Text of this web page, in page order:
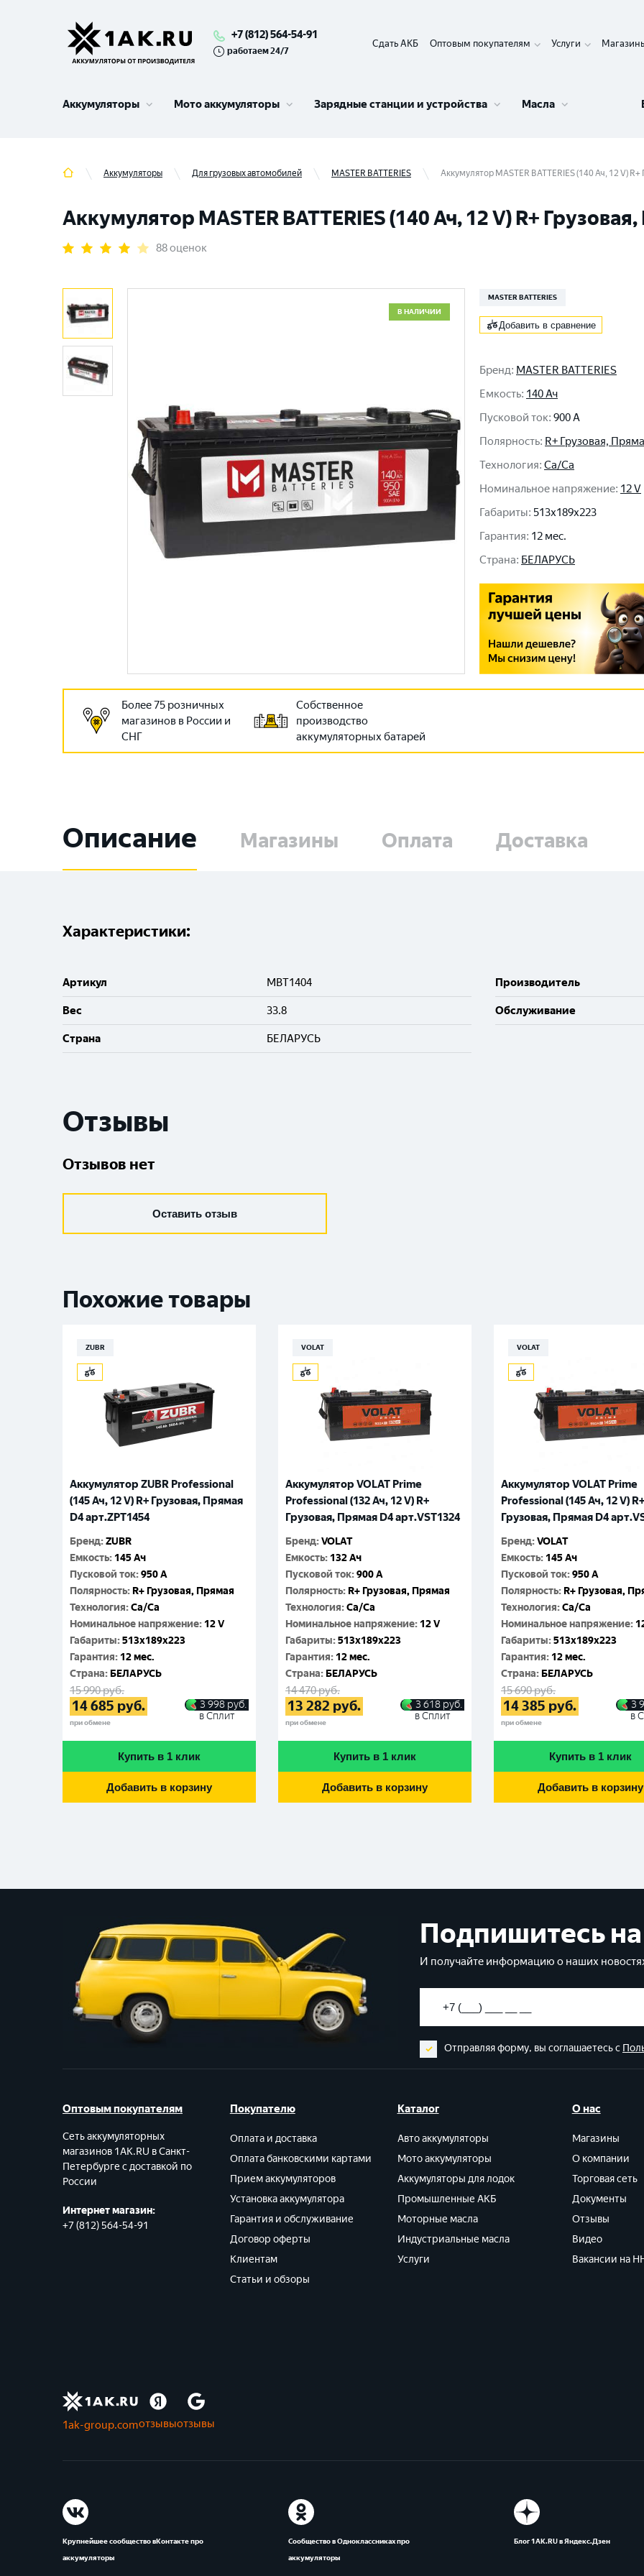
+7 (812) 564-54-91
работаем 24/7
Сдать АКБ Оптовым покупателям Услуги
Аккумуляторы Мото аккумуляторы Зарядные станции и устройства Масла
Аккумуляторы Для грузовых автомобилей MASTER BATTERIES Аккумулятор MASTER BATTERIES (140 Ач, 12 V)
Аккумулятор MASTER BATTERIES (140 Ач, 12 V) R+
88 оценок
В НАЛИЧИИ
MASTER BATTERIES
Добавить в сравнение
Бренд: MASTER BATTERIES
Емкость: 140 Ач
Пусковой ток: 900 A
Полярность: R+ Грузовая,
Технология: Ca/Ca
Номинальное напряжение: 12 V
Габариты: 513x189x223
Гарантия: 12 мес.
Cтрана: БЕЛАРУСЬ
Более 75 розничных
магазинов в России и
СНГ
Собственное
производство
аккумуляторных батарей
Описание Магазины Оплата Доставка
Характеристики:
Артикул MBT1404
Вес 33.8
Cтрана БЕЛАРУСЬ
Производитель
Обслуживание
Отзывы
Отзывов нет
Оставить отзыв
Похожие товары
ZUBR
Аккумулятор ZUBR Professional
(145 Ач, 12 V) R+ Грузовая, Прямая
D4 арт.ZPT1454
Бренд:ZUBR
Емкость: 145 Ач
Пусковой ток:950 A
Полярность: R+ Грузовая, Прямая
Технология:Ca/Ca
Номинальное напряжение: 12 V
Габариты:513x189x223
Гарантия: 12 мес.
Cтрана: БЕЛАРУСЬ
15 990руб.
14 685 руб.
при обмене
3 998 руб.
в Сплит
Купить в 1 клик
Добавить в корзину
VOLAT
Аккумулятор VOLAT Prime
Professional (132 Ач, 12 V) R+
Грузовая, Прямая D4 арт.VST1324
Бренд:VOLAT
Емкость: 132 Ач
Пусковой ток:900 A
Полярность: R+ Грузовая, Прямая
Технология:Ca/Ca
Номинальное напряжение: 12 V
Габариты:513x189x223
Гарантия: 12 мес.
Cтрана: БЕЛАРУСЬ
14 470руб.
13 282 руб.
при обмене
3 618 руб.
в Сплит
Купить в 1 клик
Добавить в корзину
VOLAT
Аккумулятор VOLAT Prime
Professional (145 Ач, 12 V) R+
Грузовая, Прямая D4
Бренд:VOLAT
Емкость: 145 Ач
Пусковой ток:950 A
Полярность: R+ Грузовая,
Технология:Ca/Ca
Номинальное напряжение:
Габариты:513x189x223
Гарантия: 12 мес.
Cтрана: БЕЛАРУСЬ
15 690руб.
14 385 руб.
при обмене
3
в
Купить в 1 клик
Добавить в корзину
Подпишитесь
И получайте информацию о наших
Отправляя форму, вы соглашаетесь с
Оптовым покупателям
Сеть аккумуляторных
магазинов 1AK.RU в Санкт-
Петербурге с доставкой по
России
Интернет магазин:
+7 (812) 564-54-91
Покупателю
Оплата и доставка
Оплата банковскими картами
Прием аккумуляторов
Установка аккумулятора
Гарантия и обслуживание
Договор оферты
Клиентам
Статьи и обзоры
Каталог
Авто аккумуляторы
Мото аккумуляторы
Аккумуляторы для лодок
Промышленные АКБ
Моторные масла
Индустриальные масла
Услуги
О нас
Магазины
О компании
Торговая сеть
Документы
Отзывы
Видео
Вакансии на
1ak-group.comотзывыотзывы
Крупнейшее сообщество вКонтакте про
аккумуляторы
Сообщество в Одноклассниках про
аккумуляторы
Блог 1АК.RU в Яндекс.Дзен